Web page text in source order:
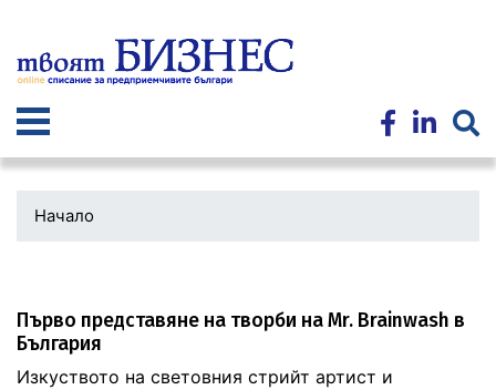
към
основното
Начало
Първо представяне на творби на Mr. Brainwash в
България
Изкуството на световния стрийт артист и